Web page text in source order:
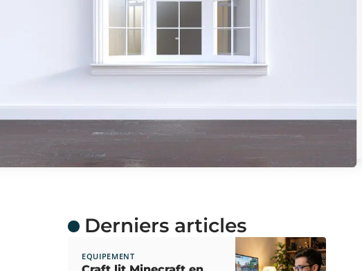
Derniers articles
EQUIPEMENT